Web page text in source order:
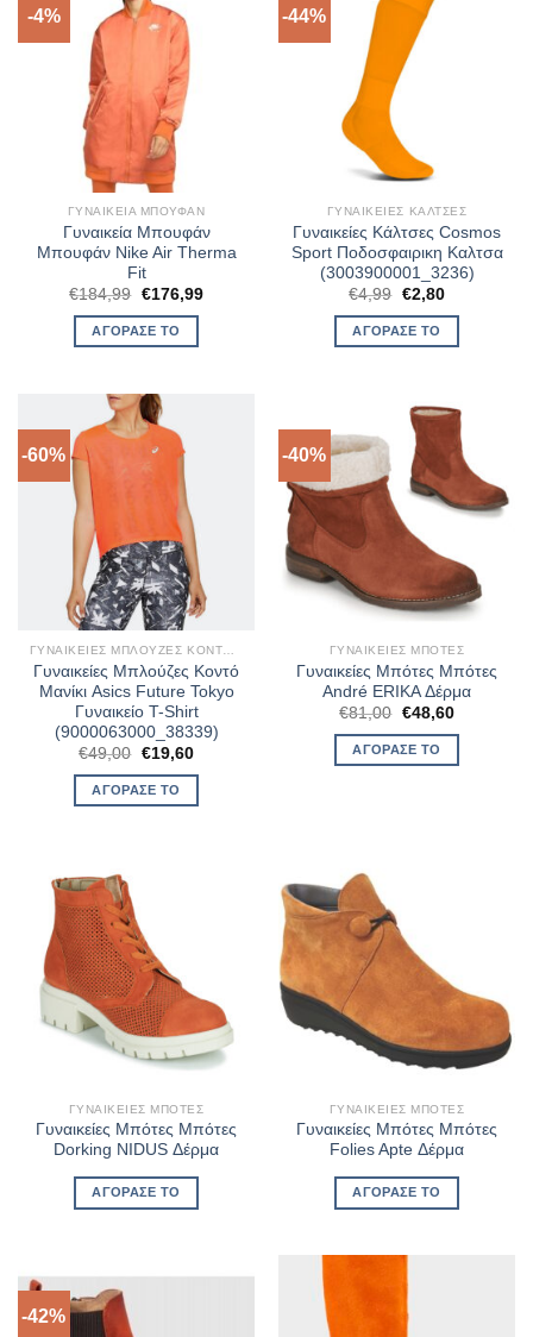
-4%
ΓΥΝΑΙΚΕΊΑ ΜΠΟΥΦΆΝ
Γυναικεία Μπουφάν
Μπουφάν Nike Air Therma
Fit
€184,99 Original
was:
€184,99.
€176,99Η
ΑΓΌΡΑΣΈ ΤΟ
-44%
ΓΥΝΑΙΚΕΊΕΣ ΚΆΛΤΣΕΣ
Γυναικείες Κάλτσες Cosmos
Sport Ποδοσφαιρικη Καλτσα
(3003900001_3236)
€4,99 Original
was:
€4,99.
€2,80Η
ΑΓΌΡΑΣΈ ΤΟ
-60%
Γυναικείες Μπλούζες Κοντό
Μανίκι Asics Future Tokyo
Γυναικείο T-Shirt
(9000063000_38339)
€49,00 Original
was:
€49,00.
€19,60Η
ΑΓΌΡΑΣΈ ΤΟ
-40%
ΓΥΝΑΙΚΕΊΕΣ ΜΠΌΤΕΣ
Γυναικείες Μπότες Μπότες
André ERIKA Δέρμα
€81,00 Original
was:
€81,00.
€48,60Η
ΑΓΌΡΑΣΈ ΤΟ
ΓΥΝΑΙΚΕΊΕΣ ΜΠΌΤΕΣ
Γυναικείες Μπότες Μπότες
Dorking NIDUS Δέρμα
ΑΓΌΡΑΣΈ ΤΟ
ΓΥΝΑΙΚΕΊΕΣ ΜΠΌΤΕΣ
Γυναικείες Μπότες Μπότες
Folies Apte Δέρμα
ΑΓΌΡΑΣΈ ΤΟ
-42%